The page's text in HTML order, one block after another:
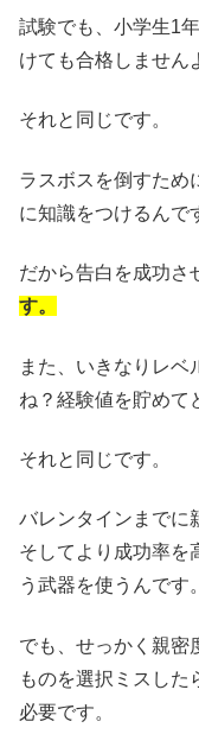
試験でも、小学生1
けても合格しません
それと同じです。
ラスボスを倒すため
に知識をつけるんで
だから告白を成功さ
す。
また、いきなりレベ
ね？経験値を貯めて
それと同じです。
バレンタインまでに
そしてより成功率を
う武器を使うんです。
でも、せっかく親密
ものを選択ミスした
必要です。